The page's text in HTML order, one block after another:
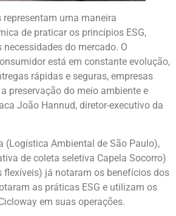
representam uma maneira
de praticar os princípios ESG,
do mercado. O
está em constante evolução,
rápidas e seguras, empresas
preservação do meio ambiente e
João Hannud, diretor-executivo da
(Logística Ambiental de São Paulo),
de coleta seletiva Capela Socorro)
flexíveis) já notaram os benefícios dos
as práticas ESG e utilizam os
em suas operações.